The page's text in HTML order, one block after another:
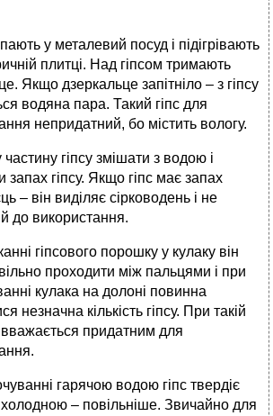
у металевий посуд і підігрівають
плитці. Над гіпсом тримають
Якщо дзеркальце запітніло – з гіпсу
водяна пара. Такий гіпс для
непридатний, бо містить вологу.
гіпсу змішати з водою і
запах гіпсу. Якщо гіпс має запах
– він виділяє сірководень і не
до використання.
гіпсового порошку у кулаку він
проходити між пальцями і при
кулака на долоні повинна
незначна кількість гіпсу. При такій
вважається придатним для
гарячою водою гіпс твердіє
– повільніше. Звичайно для